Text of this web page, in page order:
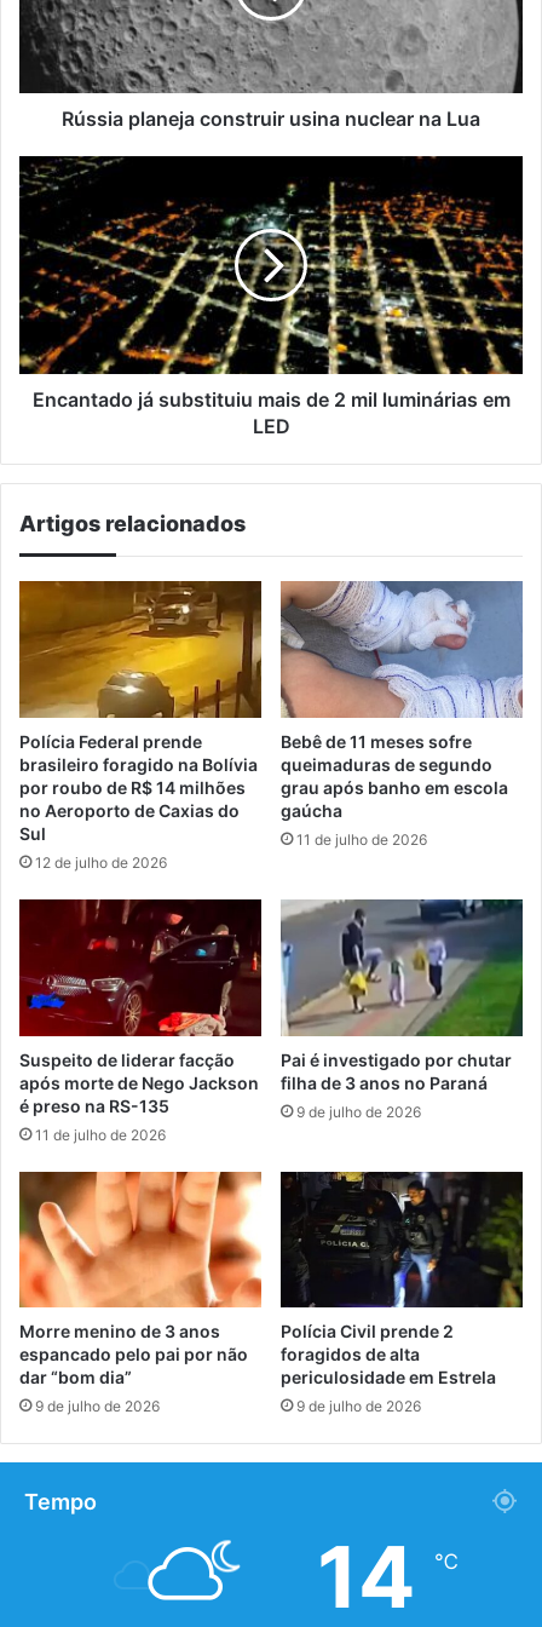
na
Lua
Rússia planeja construir usina nuclear na Lua
Encantado
já
substituiu
mais
de
2
mil
luminárias
em
LED
Encantado já substituiu mais de 2 mil luminárias em
LED
Artigos relacionados
Polícia Federal prende
brasileiro foragido na Bolívia
por roubo de R$ 14 milhões
no Aeroporto de Caxias do
Sul
12 de julho de 2026
Bebê de 11 meses sofre
queimaduras de segundo
grau após banho em escola
gaúcha
11 de julho de 2026
Suspeito de liderar facção
após morte de Nego Jackson
é preso na RS-135
11 de julho de 2026
Pai é investigado por chutar
filha de 3 anos no Paraná
9 de julho de 2026
Morre menino de 3 anos
espancado pelo pai por não
dar “bom dia”
9 de julho de 2026
Polícia Civil prende 2
foragidos de alta
periculosidade em Estrela
9 de julho de 2026
Tempo
14 ℃